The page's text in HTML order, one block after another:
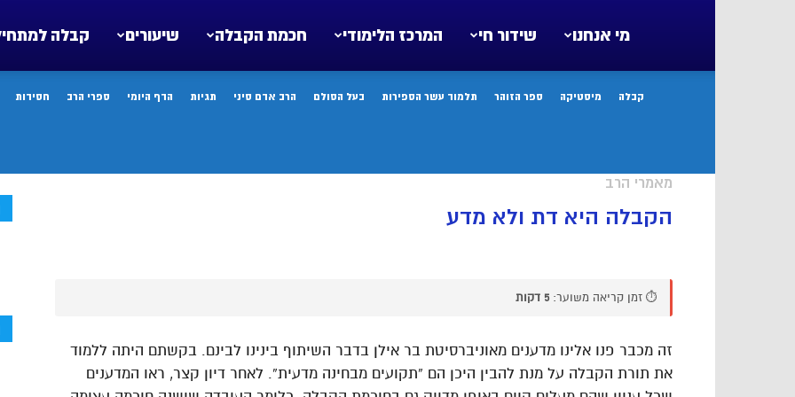
קבלה שיעורים חכמת הקבלה המרכז הלימודי שידור חי מי אנחנו
קבלה מיסטיקה ספר הזוהר תלמוד עשר הספירות בעל הסולם הרב אדם סיני תגיות הדף היומי ספרי הרב חסידות
מאמרי הרב
הקבלה היא דת ולא מדע
⏱️ זמן קריאה משוער: 5 דקות
זה מכבר פנו אלינו מדענים מאוניברסיטת בר אילן בדבר השיתוף בינינו לבינם. בקשתם היתה ללמוד
את תורת הקבלה על מנת להבין היכן הם “תקועים מבחינה מדעית”. לאחר דיון קצר, ראו המדענים